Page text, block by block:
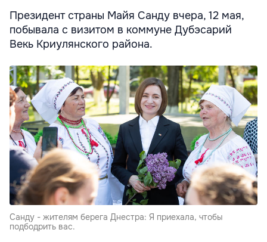
Президент страны Майя Санду вчера, 12 мая,
побывала с визитом в коммуне Дубэсарий
Векь Криулянского района.
Санду - жителям берега Днестра: Я приехала, чтобы
подбодрить вас.